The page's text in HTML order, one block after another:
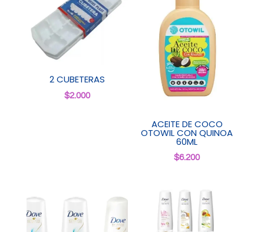
2 CUBETERAS
$2.000
ACEITE DE COCO
OTOWIL CON QUINOA
60ML
$6.200